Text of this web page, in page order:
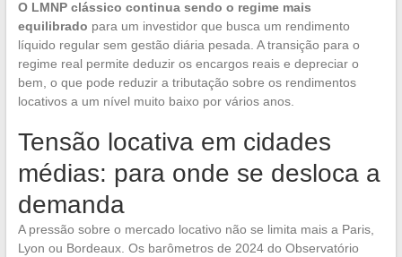
O LMNP clássico continua sendo o regime mais
equilibrado para um investidor que busca um rendimento
líquido regular sem gestão diária pesada. A transição para o
regime real permite deduzir os encargos reais e depreciar o
bem, o que pode reduzir a tributação sobre os rendimentos
locativos a um nível muito baixo por vários anos.
Tensão locativa em cidades
médias: para onde se desloca a
demanda
A pressão sobre o mercado locativo não se limita mais a Paris,
Lyon ou Bordeaux. Os barômetros de 2024 do Observatório